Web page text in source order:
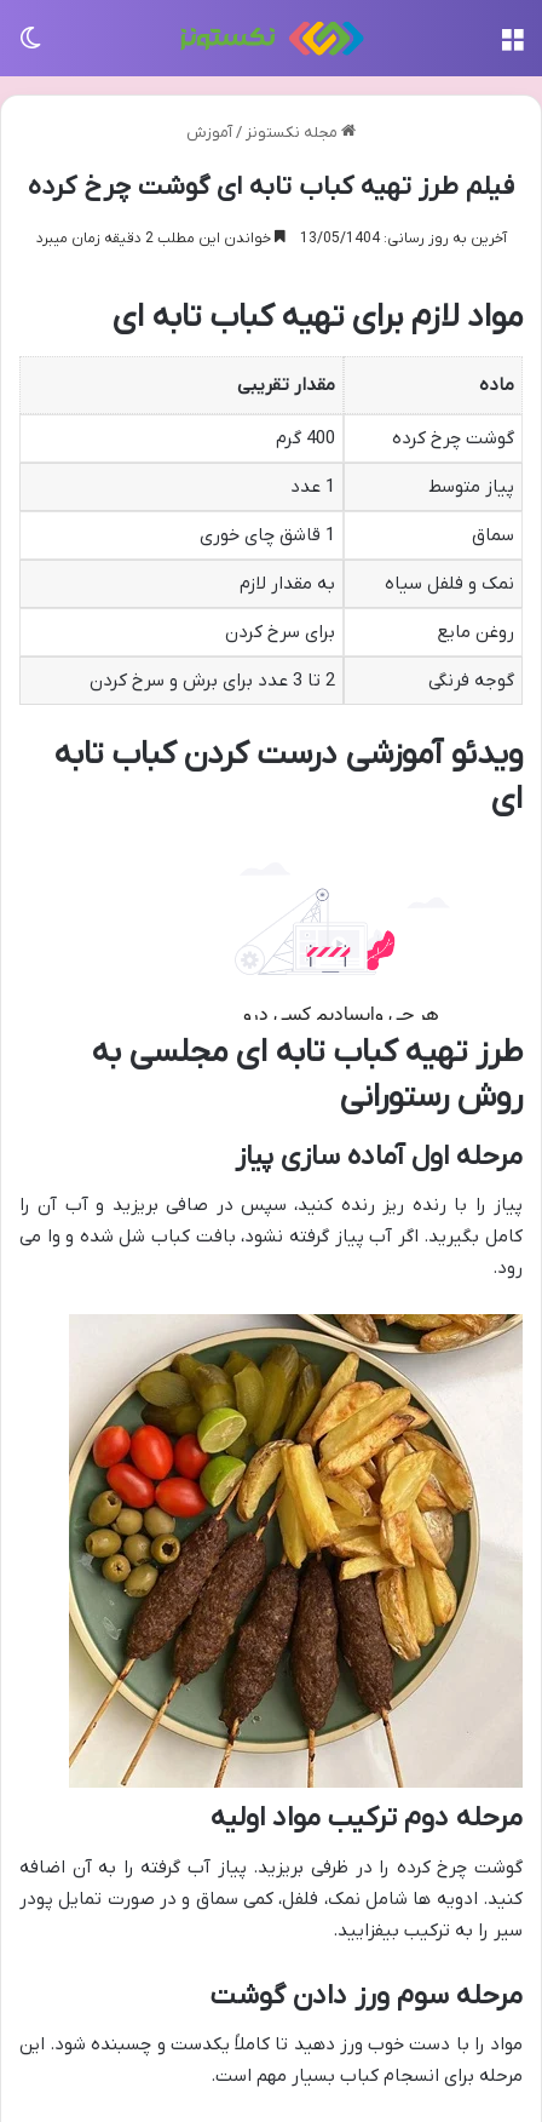
مجله نکستونز /آموزش
فیلم طرز تهیه کباب تابه ای گوشت چرخ کرده
آخرین به روز رسانی: 13/05/1404 خواندن این مطلب 2 دقیقه زمان میبرد
مواد لازم برای تهیه کباب تابه ای
ماده مقدار تقریبی
گوشت چرخ کرده
400 گرم
پیاز متوسط
1 عدد
سماق
1 قاشق چای خوری
نمک و فلفل سیاه
به مقدار لازم
روغن مایع
برای سرخ کردن
گوجه فرنگی
2 تا 3 عدد برای برش و سرخ کردن
ویدئو آموزشی درست کردن کباب تابه
ای
طرز تهیه کباب تابه ای مجلسی به
روش رستورانی
مرحله اول آماده سازی پیاز
پیاز را با رنده ریز رنده کنید، سپس در صافی بریزید و آب آن را
کامل بگیرید. اگر آب پیاز گرفته نشود، بافت کباب شل شده و وا می
رود.
مرحله دوم ترکیب مواد اولیه
گوشت چرخ کرده را در ظرفی بریزید. پیاز آب گرفته را به آن اضافه
کنید. ادویه ها شامل نمک، فلفل، کمی سماق و در صورت تمایل پودر
سیر را به ترکیب بیفزایید.
مرحله سوم ورز دادن گوشت
مواد را با دست خوب ورز دهید تا کاملاً یکدست و چسبنده شود. این
مرحله برای انسجام کباب بسیار مهم است.